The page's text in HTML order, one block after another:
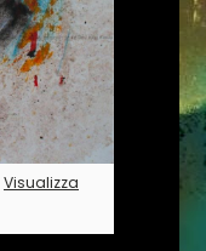
Visualizza